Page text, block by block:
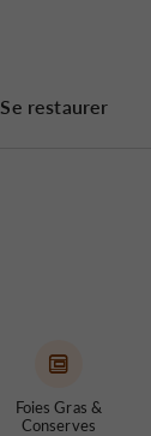
Se restaurer
Foies Gras &
Conserves